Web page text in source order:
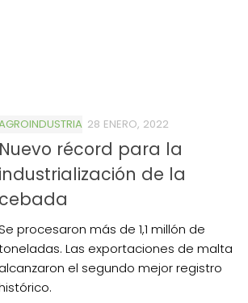
28 ENERO, 2022
Nuevo récord para la
industrialización de la
cebada
procesaron más de 1,1 millón de
Las exportaciones de malta
alcanzaron el segundo mejor registro